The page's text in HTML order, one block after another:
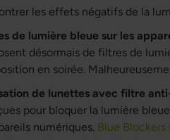
les effets négatifs de la
de lumière bleue sur les
désormais de filtres de
en soirée.
de lunettes avec filtre
pour bloquer la lumière
numériques. Blue Blockers